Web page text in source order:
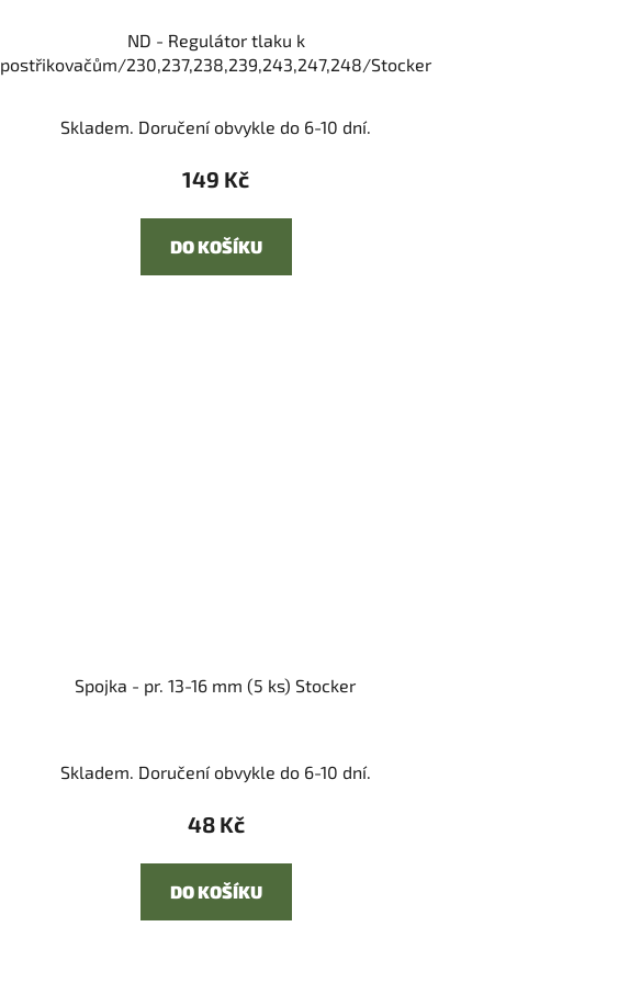
ND - Regulátor tlaku k
postřikovačům/230,237,238,239,243,247,248/Stocker
Skladem. Doručení obvykle do 6-10 dní.
149 Kč
DO KOŠÍKU
Spojka - pr. 13-16 mm (5 ks) Stocker
Skladem. Doručení obvykle do 6-10 dní.
48 Kč
DO KOŠÍKU